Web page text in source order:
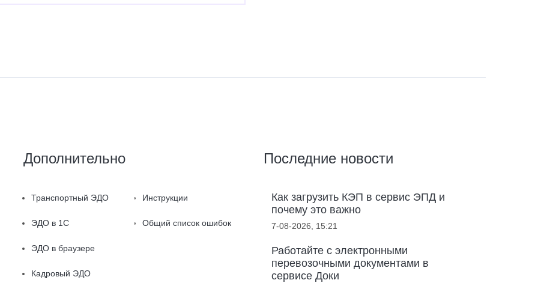
Дополнительно
Транспортный ЭДО
ЭДО в 1С
ЭДО в браузере
Кадровый ЭДО
Инструкции
Общий список ошибок
Последние новости
Как загрузить КЭП в сервис ЭПД и
почему это важно
7-08-2026, 15:21
Работайте с электронными
перевозочными документами в
сервисе Доки